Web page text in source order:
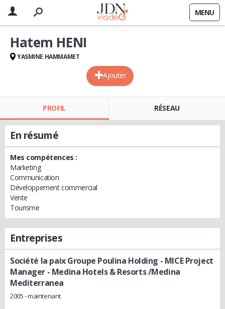
MENU
Ajouter
Hatem HENI
YASMINE HAMMAMET
PROFIL RÉSEAU
En résumé
Mes compétences :
Marketing
Communication
Développement commercial
Vente
Tourisme
Entreprises
Société la paix Groupe Poulina Holding - MICE Project
Manager - Medina Hotels & Resorts /Medina
Mediterranea
2005 - maintenant